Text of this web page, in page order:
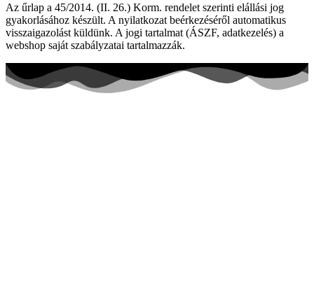
Az űrlap a 45/2014. (II. 26.) Korm. rendelet szerinti elállási jog
gyakorlásához készült. A nyilatkozat beérkezéséről automatikus
visszaigazolást küldünk. A jogi tartalmat (ÁSZF, adatkezelés) a
webshop saját szabályzatai tartalmazzák.